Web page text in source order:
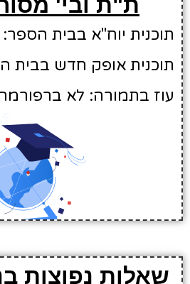
ת"ת ובי'
תוכנית יוח"א בבית הספר:
תוכנית אופק חדש בבית
עוז בתמורה: לא ברפורמה
שאלות נפוצות